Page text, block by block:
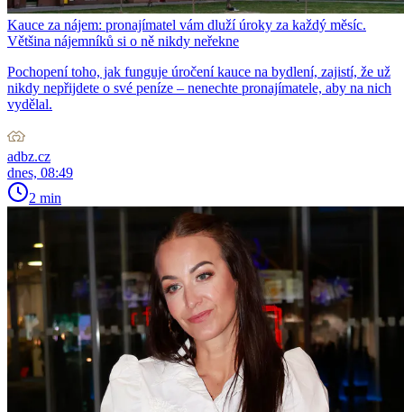
Kauce za nájem: pronajímatel vám dluží úroky za každý měsíc.
Většina nájemníků si o ně nikdy neřekne
Pochopení toho, jak funguje úročení kauce na bydlení, zajistí, že už
nikdy nepřijdete o své peníze – nenechte pronajímatele, aby na nich
vydělal.
adbz.cz
dnes, 08:49
2 min